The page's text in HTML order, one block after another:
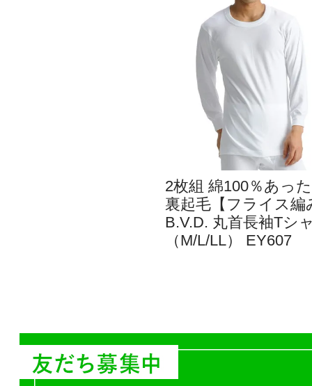
2枚組 綿100％あっ
裏起毛【フライス編
B.V.D. 丸首長袖Tシ
（M/L/LL） EY607